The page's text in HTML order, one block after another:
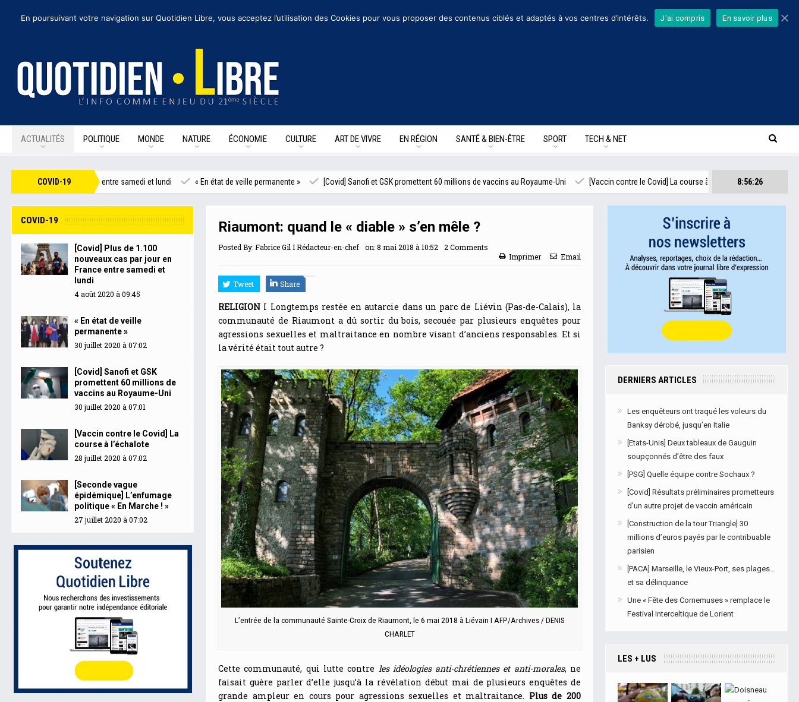
ACTUALITÉS POLITIQUE MONDE NATURE ÉCONOMIE CULTURE ART DE VIVRE EN RÉGION SANTÉ & BIEN-ÊTRE SPORT TECH & NET
COVID-19
jour en France entre samedi et lundi « En état de veille permanente » [Covid] Sanofi et GSK promettent 60 millions de vaccins au Royaume-Uni [Vaccin contre le Covid] La course à l’échalote [Seconde vague
8:56:27
Riaumont: quand le « diable » s’en mêle ?
Posted By:Fabrice Gil I Rédacteur-en-chef on:8 mai 2018 à 10:52
2 Comments
Imprimer
Email
Tweet Share
RELIGION I Longtemps restée en autarcie dans un parc de Liévin (Pas-de-Calais), la
communauté de Riaumont a dû sortir du bois, secouée par plusieurs enquêtes pour
agressions sexuelles et maltraitance en nombre visant d’anciens responsables. Et si
la vérité était tout autre ?
L’entrée de la communauté Sainte-Croix de Riaumont, le 6 mai 2018 à Liévain I AFP/Archives / DENIS
CHARLET
Cette communauté, qui lutte contre les idéologies anti-chrétiennes et anti-morales, ne
faisait guère parler d’elle jusqu’à la révélation début mai de plusieurs enquêtes de
grande ampleur en cours pour agressions sexuelles et maltraitance. Plus de 200
COVID-19
[Covid] Plus de 1.100
nouveaux cas par jour en
France entre samedi et
lundi
4 août 2020 à 09:45
« En état de veille
permanente »
30 juillet 2020 à 07:02
[Covid] Sanofi et GSK
promettent 60 millions de
vaccins au Royaume-Uni
30 juillet 2020 à 07:01
[Vaccin contre le Covid] La
course à l’échalote
28 juillet 2020 à 07:02
[Seconde vague
épidémique] L’enfumage
politique « En Marche ! »
27 juillet 2020 à 07:02
DERNIERS ARTICLES
Les enquêteurs ont traqué les voleurs du
Banksy dérobé, jusqu’en Italie
[Etats-Unis] Deux tableaux de Gauguin
soupçonnés d’être des faux
[PSG] Quelle équipe contre Sochaux ?
[Covid] Résultats préliminaires prometteurs
d’un autre projet de vaccin américain
[Construction de la tour Triangle] 30
millions d’euros payés par le contribuable
parisien
[PACA] Marseille, le Vieux-Port, ses plages…
et sa délinquance
Une « Fête des Cornemuses » remplace le
Festival Interceltique de Lorient
LES + LUS
En poursuivant votre navigation sur Quotidien Libre, vous acceptez l’utilisation des Cookies pour vous proposer des contenus ciblés et adaptés à vos centres d’intérêts. J'ai compris En savoir plus